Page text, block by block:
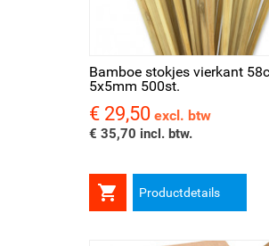
Bamboe stokjes vierkant
5x5mm 500st.
Prijs
€ 29,50 excl. btw
€ 35,70 incl. btw.
 Productdetails